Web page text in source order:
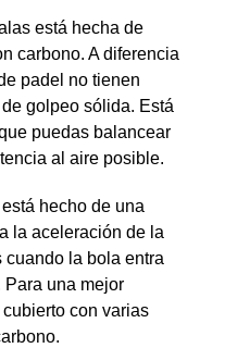
está hecha de
carbono. A diferencia
padel no tienen
golpeo sólida. Está
puedas balancear
al aire posible.
hecho de una
la aceleración de la
cuando la bola entra
Para una mejor
con varias